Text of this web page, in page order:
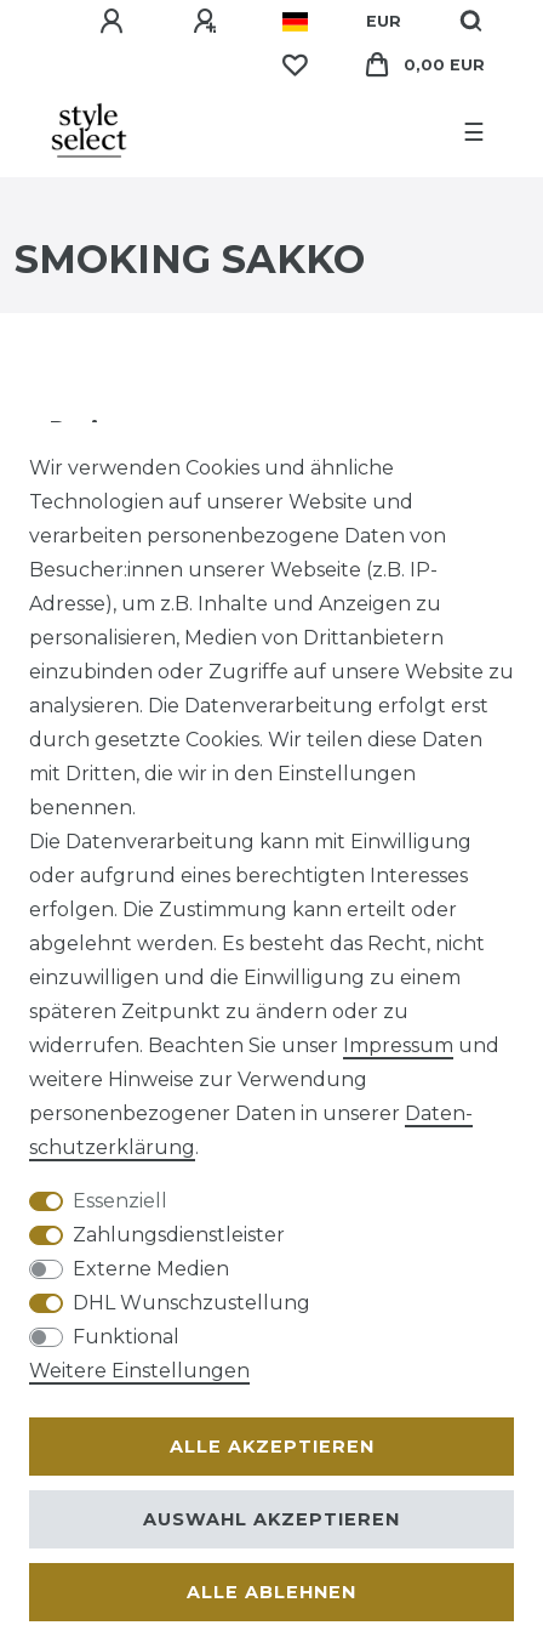
EUR
0,00 EUR
☰
SMOKING SAKKO
Preis
EUR EUR
FILTER
Impressum Daten­schutz­erklärung
AGB Barrierefreiheitserklärung
Widerrufs­recht
© Copyright 2026 | Alle Rechte vorbehalten.
Wir verwenden Cookies und ähnliche
Technologien auf unserer Website und
verarbeiten personenbezogene Daten von
Besucher:innen unserer Webseite (z.B. IP-
Adresse), um z.B. Inhalte und Anzeigen zu
personalisieren, Medien von Drittanbietern
einzubinden oder Zugriffe auf unsere Website zu
analysieren. Die Datenverarbeitung erfolgt erst
durch gesetzte Cookies. Wir teilen diese Daten
mit Dritten, die wir in den Einstellungen
benennen.
Die Datenverarbeitung kann mit Einwilligung
oder aufgrund eines berechtigten Interesses
erfolgen. Die Zustimmung kann erteilt oder
abgelehnt werden. Es besteht das Recht, nicht
einzuwilligen und die Einwilligung zu einem
späteren Zeitpunkt zu ändern oder zu
widerrufen. Beachten Sie unser Impressum und
weitere Hinweise zur Verwendung
personenbezogener Daten in unserer Daten­
schutz­erklärung.
Essenziell
Zahlungsdienstleister
Externe Medien
DHL Wunschzustellung
Funktional
Weitere Einstellungen
ALLE AKZEPTIEREN
ALLE ABLEHNEN
AUSWAHL AKZEPTIEREN